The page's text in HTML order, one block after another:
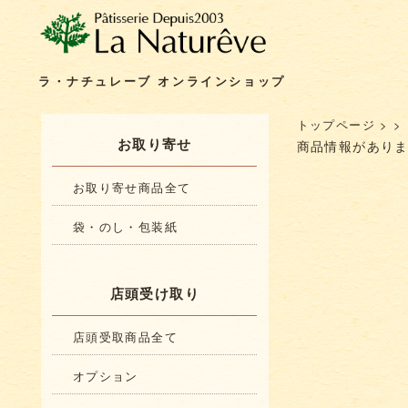
ラ・ナチュレーブ オンラインショップ
お取り寄せ
お取り寄せ商品全て
袋・のし・包装紙
店頭受け取り
店頭受取商品全て
オプション
トップページ > >
商品情報があり